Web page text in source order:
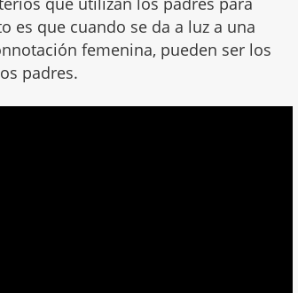
es que cuando se da a luz a una
femenina, pueden ser los
padres.